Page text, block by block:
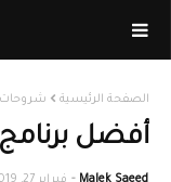
الصفحة الرئيسية شروحات
أفضل برنامج